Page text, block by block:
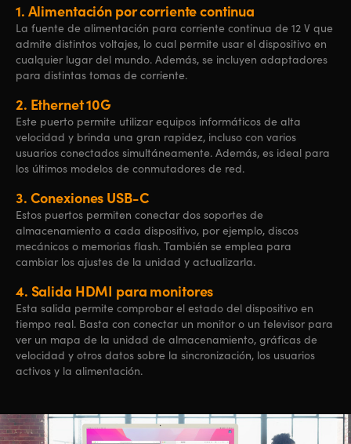
1. Alimentación porcorriente continua
La fuente de alimentación para corriente continua de 12 V que
admite distintos voltajes, lo cual permite usar el dispositivo en
cualquier lugar del mundo. Además, se incluyen adaptadores
para distintas tomas de corriente.
2. Ethernet 10G
Este puerto permite utilizar equipos informáticos de alta
velocidad y brinda una gran rapidez, incluso con varios
usuarios conectados simultáneamente. Además, es ideal para
los últimos modelos de conmutadores de red.
3. Conexiones USB-C
Estos puertos permiten conectar dos soportes de
almacenamiento a cada dispositivo, por ejemplo, discos
mecánicos o memorias flash. También se emplea para
cambiar los ajustes de la unidad y actualizarla.
4. Salida HDMI para monitores
Esta salida permite comprobar el estado del dispositivo en
tiempo real. Basta con conectar un monitor o un televisor para
ver un mapa de la unidad de almacenamiento, gráficas de
velocidad y otros datos sobre la sincronización, los usuarios
activos y la alimentación.